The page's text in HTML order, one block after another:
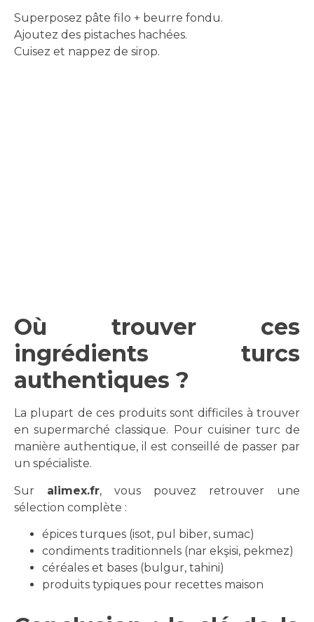
Superposez pâte filo + beurre fondu.
Ajoutez des pistaches hachées.
Cuisez et nappez de sirop.
Où trouver ces
ingrédients turcs
authentiques ?
La plupart de ces produits sont difficiles à trouver
en supermarché classique. Pour cuisiner turc de
manière authentique, il est conseillé de passer par
un spécialiste.
Sur alimex.fr, vous pouvez retrouver une
sélection complète :
épices turques (isot, pul biber, sumac)
condiments traditionnels (nar ekşisi, pekmez)
céréales et bases (bulgur, tahini)
produits typiques pour recettes maison